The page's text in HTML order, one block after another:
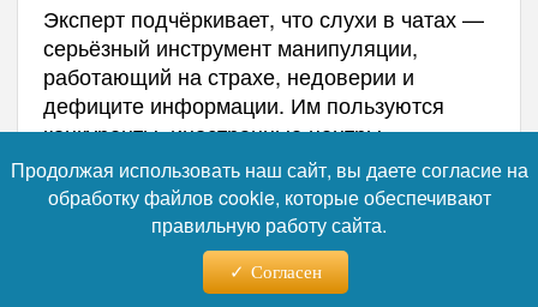
Эксперт подчёркивает, что слухи в чатах —
серьёзный инструмент манипуляции,
работающий на страхе, недоверии и
дефиците информации. Им пользуются
конкуренты, иностранные центры,
недобросовестные соседи. Бороться
сложно: технически чаты — частное
пространство, юридически доказать умысел
трудно, морально общество не выработало
Продолжая использовать наш сайт, вы даете согласие на
обработку файлов cookie, которые обеспечивают
правильную работу сайта.
Согласен